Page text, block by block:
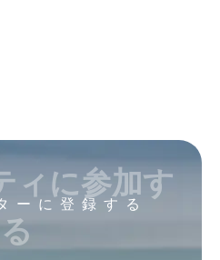
ーに登録する
ィに参加す
る